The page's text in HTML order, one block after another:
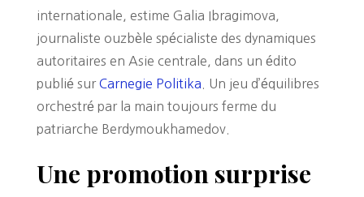
internationale, estime Galia Ibragimova,
journaliste ouzbèle spécialiste des dynamiques
autoritaires en Asie centrale, dans un édito
publié surCarnegie Politika . Un jeu d’équilibres
orchestré par la main toujours ferme du
patriarche Berdymoukhamedov.
Une promotion surprise